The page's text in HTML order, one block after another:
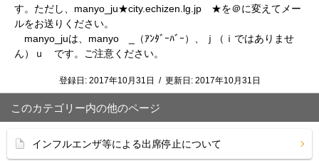
す。ただし、manyo_ju★city.echizen.lg.jp ★を＠に変えてメー
ルをお送りください。
manyo_juは、manyo _（ｱﾝﾀﾞｰﾊﾞｰ）、ｊ（ｉではありませ
ん）ｕ です。ご注意ください。
登録日: 2017年10月31日 / 更新日: 2017年10月31日
このカテゴリー内の他のページ
インフルエンザ等による出席停止について